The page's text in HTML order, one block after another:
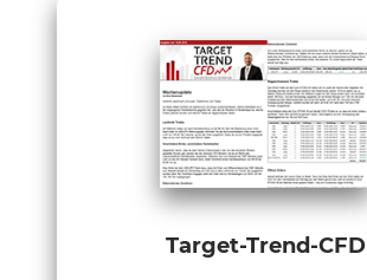
Target-Trend-CFD